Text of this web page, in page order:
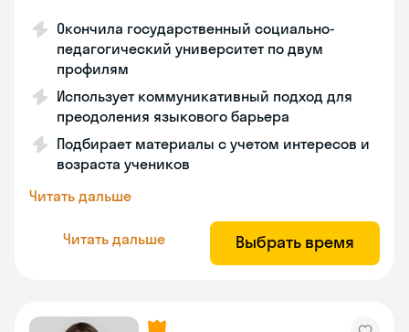
Окончила государственный социально-
педагогический университет по двум
профилям
Использует коммуникативный подход для
преодоления языкового барьера
Подбирает материалы с учетом интересов и
возраста учеников
Читать дальше
Читать дальше Выбрать время